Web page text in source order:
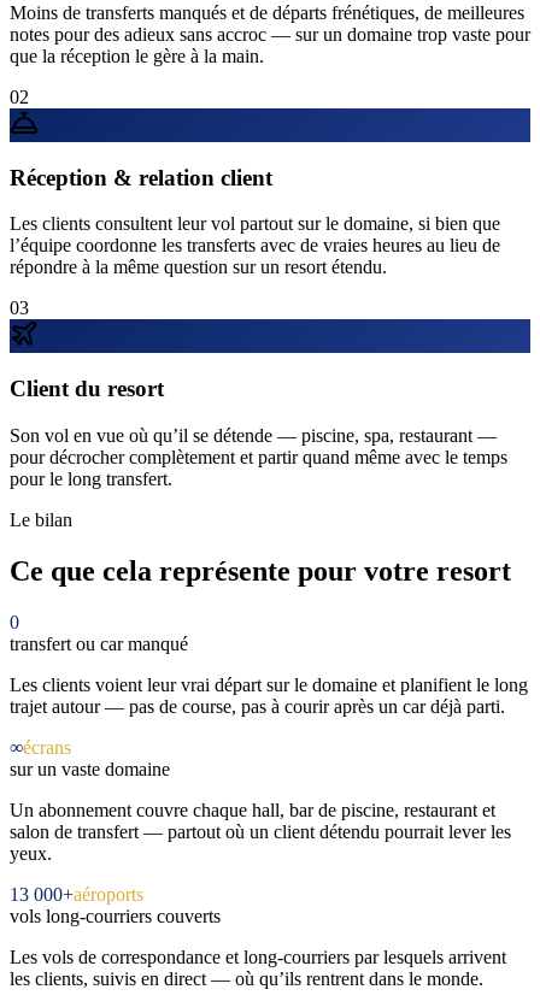
Moins de transferts manqués et de départs frénétiques, de meilleures
notes pour des adieux sans accroc — sur un domaine trop vaste pour
que la réception le gère à la main.
02
Réception & relation client
Les clients consultent leur vol partout sur le domaine, si bien que
l’équipe coordonne les transferts avec de vraies heures au lieu de
répondre à la même question sur un resort étendu.
03
Client du resort
Son vol en vue où qu’il se détende — piscine, spa, restaurant —
pour décrocher complètement et partir quand même avec le temps
pour le long transfert.
Le bilan
Ce que cela représente pour votre resort
0
transfert ou car manqué
Les clients voient leur vrai départ sur le domaine et planifient le long
trajet autour — pas de course, pas à courir après un car déjà parti.
∞écrans
sur un vaste domaine
Un abonnement couvre chaque hall, bar de piscine, restaurant et
salon de transfert — partout où un client détendu pourrait lever les
yeux.
13 000+aéroports
vols long-courriers couverts
Les vols de correspondance et long-courriers par lesquels arrivent
les clients, suivis en direct — où qu’ils rentrent dans le monde.